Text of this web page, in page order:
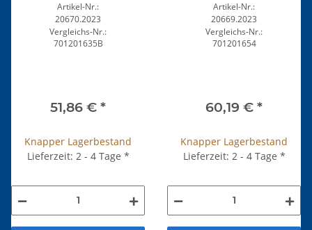
Artikel-Nr.:
20670.2023
Vergleichs-Nr.:
701201635B
51,86 € *
Knapper Lagerbestand
Lieferzeit: 2 - 4 Tage *
Artikel-Nr.:
20669.2023
Vergleichs-Nr.:
701201654
60,19 € *
Knapper Lagerbestand
Lieferzeit: 2 - 4 Tage *